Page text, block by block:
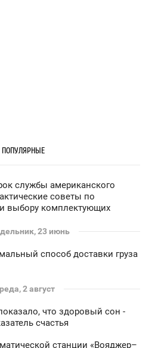
ПОПУЛЯРНЫЕ
службы американского
советы по
выбору комплектующих
23 июнь
способ доставки груза
2 август
что здоровый сон -
счастья
станции «Вояджер–